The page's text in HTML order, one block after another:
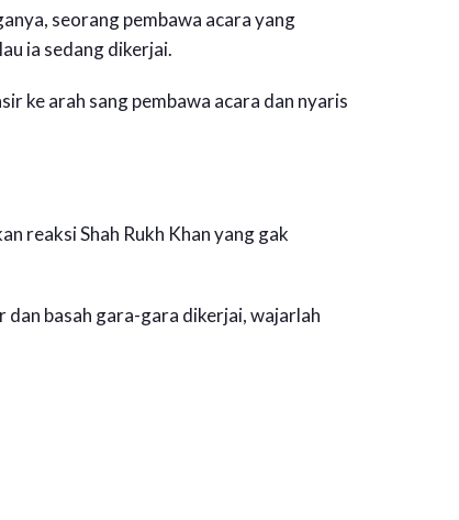
seorang pembawa acara yang
ia sedang dikerjai.
ke arah sang pembawa acara dan nyaris
reaksi Shah Rukh Khan yang gak
dan basah gara-gara dikerjai, wajarlah